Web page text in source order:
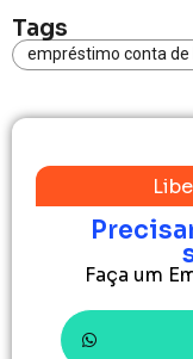
Tags
empréstimo conta de
Faça um